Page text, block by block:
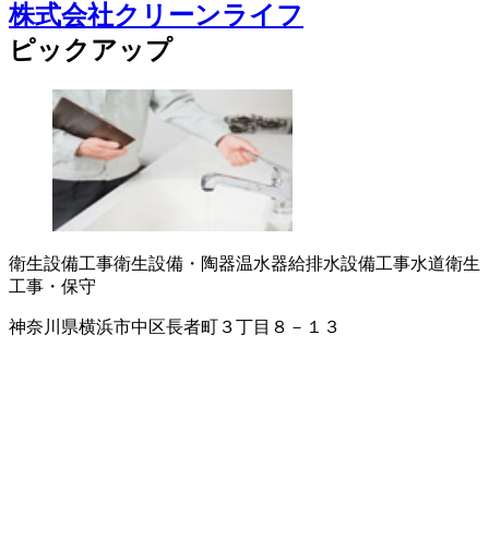
株式会社クリーンライフ
ピックアップ
衛生設備工事衛生設備・陶器温水器給排水設備工事水道衛生
工事・保守
神奈川県横浜市中区長者町３丁目８－１３